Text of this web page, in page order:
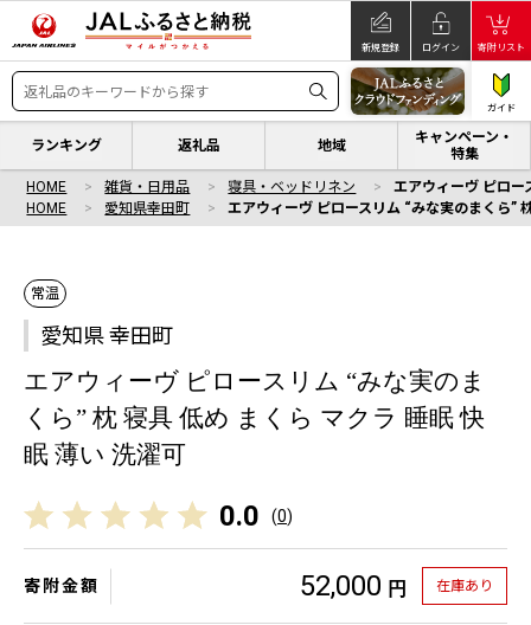
新規登録 ログイン 寄附リスト
ガイド
ランキング 返礼品 地域
キャンペーン・
特集
HOME 雑貨・日用品 寝具・ベッドリネン
エアウィーヴ ピロー
HOME
愛知県幸田町 エアウィーヴ ピロースリム “みな実のまくら”
常温
愛知県 幸田町
エアウィーヴ ピロースリム “みな実のま
くら” 枕 寝具 低め まくら マクラ 睡眠 快
眠 薄い 洗濯可
0.0 (0)
寄附金額 52,000 円 在庫あり